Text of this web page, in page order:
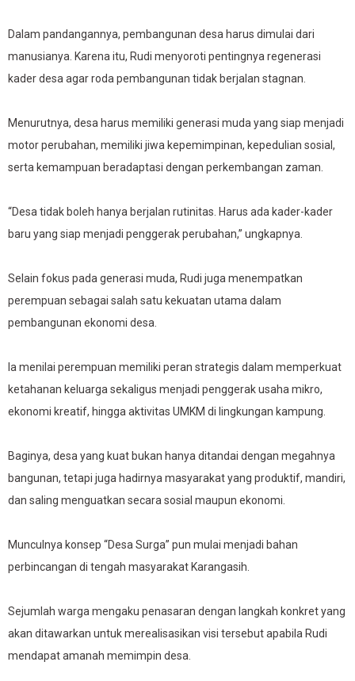
Dalam pandangannya, pembangunan desa harus dimulai dari
manusianya. Karena itu, Rudi menyoroti pentingnya regenerasi
kader desa agar roda pembangunan tidak berjalan stagnan.
Menurutnya, desa harus memiliki generasi muda yang siap menjadi
motor perubahan, memiliki jiwa kepemimpinan, kepedulian sosial,
serta kemampuan beradaptasi dengan perkembangan zaman.
“Desa tidak boleh hanya berjalan rutinitas. Harus ada kader-kader
baru yang siap menjadi penggerak perubahan,” ungkapnya.
Selain fokus pada generasi muda, Rudi juga menempatkan
perempuan sebagai salah satu kekuatan utama dalam
pembangunan ekonomi desa.
Ia menilai perempuan memiliki peran strategis dalam memperkuat
ketahanan keluarga sekaligus menjadi penggerak usaha mikro,
ekonomi kreatif, hingga aktivitas UMKM di lingkungan kampung.
Baginya, desa yang kuat bukan hanya ditandai dengan megahnya
bangunan, tetapi juga hadirnya masyarakat yang produktif, mandiri,
dan saling menguatkan secara sosial maupun ekonomi.
Munculnya konsep “Desa Surga” pun mulai menjadi bahan
perbincangan di tengah masyarakat Karangasih.
Sejumlah warga mengaku penasaran dengan langkah konkret yang
akan ditawarkan untuk merealisasikan visi tersebut apabila Rudi
mendapat amanah memimpin desa.